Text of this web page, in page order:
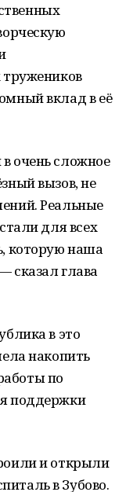
тружеников
вклад в её
очень сложное
вызов, не
Реальные
для всех
которую наша
сказал глава
в это
накопить
по
поддержки
и открыли
в Зубово.